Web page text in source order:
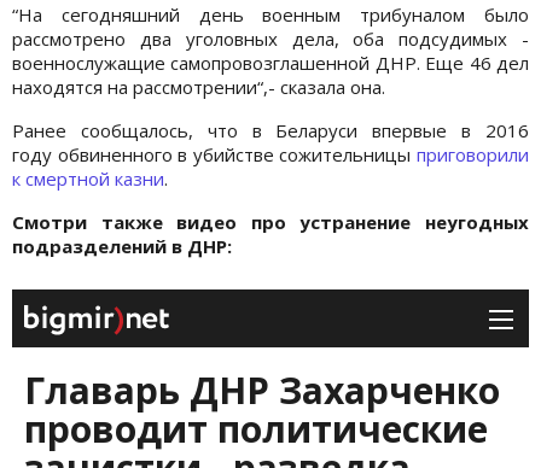
“На сегодняшний день военным трибуналом было
рассмотрено два уголовных дела, оба подсудимых -
военнослужащие самопровозглашенной ДНР. Еще 46 дел
находятся на рассмотрении“,- сказала она.
Ранее сообщалось, что в Беларуси впервые в 2016
году обвиненного в убийстве сожительницы приговорили
к смертной казни.
Смотри также видео про устранение неугодных
подразделений в ДНР: